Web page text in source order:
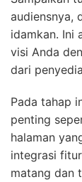
audiensnya,
idamkan. Ini
visi Anda
dari
Pada tahap
penting
halaman
integrasi
matang dan